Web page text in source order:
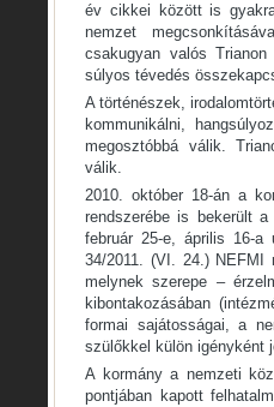
év cikkei között is
nemzet
csakugyan valós
súlyos tévedés
A történészek,
kommunikálni,
megosztóbbá válik.
válik.
2010. október 18-án a
rendszerébe is bekerült
február 25-e, április 16-
34/2011. (VI. 24.) NEFMI
melynek szerepe –
kibontakozásában
formai sajátosságai, a
szülőkkel külön igényként
A kormány a nemzeti
pontjában kapott